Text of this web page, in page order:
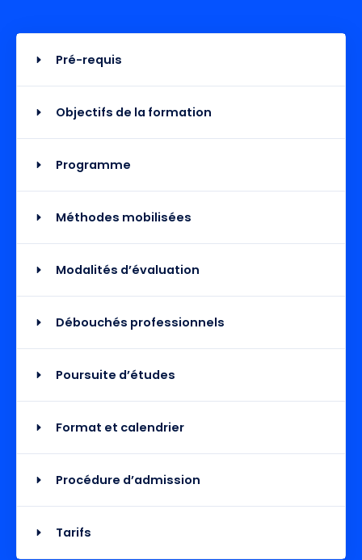
Pré-requis
Objectifs de la formation
Programme
Méthodes mobilisées
Modalités d’évaluation
Débouchés professionnels
Poursuite d’études
Format et calendrier
Procédure d’admission
Tarifs